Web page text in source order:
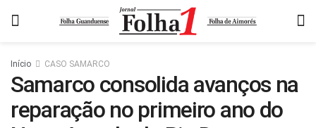
Início CASO SAMARCO
Samarco consolida avanços na
reparação no primeiro ano do